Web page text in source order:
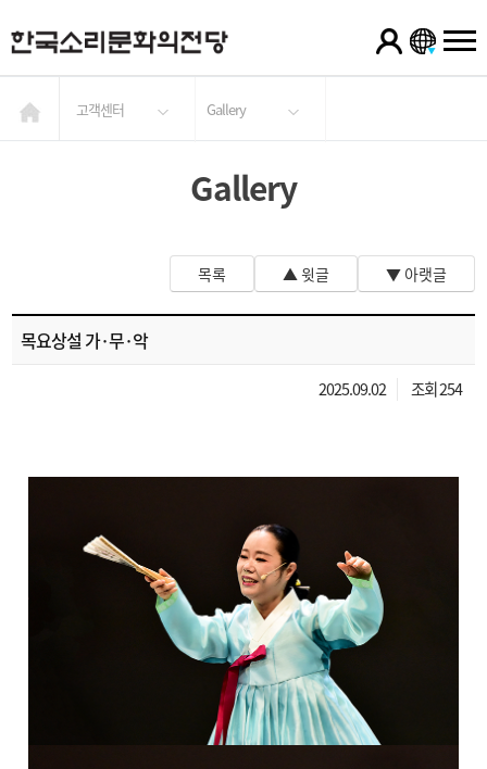
고객센터 Gallery
Gallery
목록 ▲ 윗글 ▼ 아랫글
목요상설 가·무·악
2025.09.02 조회 254